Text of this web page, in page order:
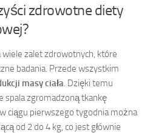
zdrowotne diety
wiele zalet zdrowotnych, które
badania. Przede wszystkim
masy ciała. Dzięki temu
spala zgromadzoną tkankę
ciągu pierwszego tygodnia można
od 2 do 4 kg, co jest głównie